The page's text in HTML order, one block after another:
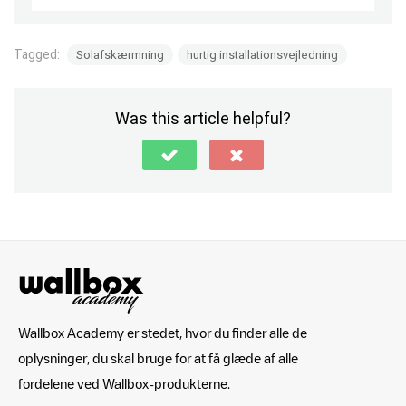
Tagged: Solafskærmning hurtig installationsvejledning
Was this article helpful?
Wallbox Academy er stedet, hvor du finder alle de
oplysninger, du skal bruge for at få glæde af alle
fordelene ved Wallbox-produkterne.